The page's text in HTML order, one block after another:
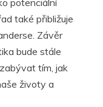
také přibližuje
Závěr
bude stále
tím, jak
životy a